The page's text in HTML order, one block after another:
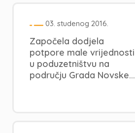
03. studenog 2016.
Započela dodjela
potpore male vrijednosti
u poduzetništvu na
području Grada Novske...